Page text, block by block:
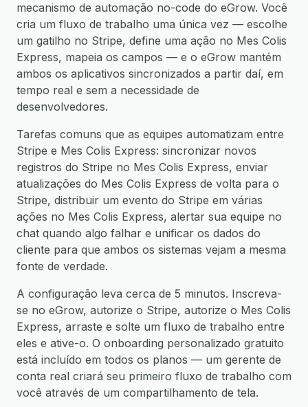
mecanismo de automação no-code do eGrow. Você
cria um fluxo de trabalho uma única vez — escolhe
um gatilho no Stripe, define uma ação no Mes Colis
Express, mapeia os campos — e o eGrow mantém
ambos os aplicativos sincronizados a partir daí, em
tempo real e sem a necessidade de
desenvolvedores.
Tarefas comuns que as equipes automatizam entre
Stripe e Mes Colis Express: sincronizar novos
registros do Stripe no Mes Colis Express, enviar
atualizações do Mes Colis Express de volta para o
Stripe, distribuir um evento do Stripe em várias
ações no Mes Colis Express, alertar sua equipe no
chat quando algo falhar e unificar os dados do
cliente para que ambos os sistemas vejam a mesma
fonte de verdade.
A configuração leva cerca de 5 minutos. Inscreva-
se no eGrow, autorize o Stripe, autorize o Mes Colis
Express, arraste e solte um fluxo de trabalho entre
eles e ative-o. O onboarding personalizado gratuito
está incluído em todos os planos — um gerente de
conta real criará seu primeiro fluxo de trabalho com
você através de um compartilhamento de tela.